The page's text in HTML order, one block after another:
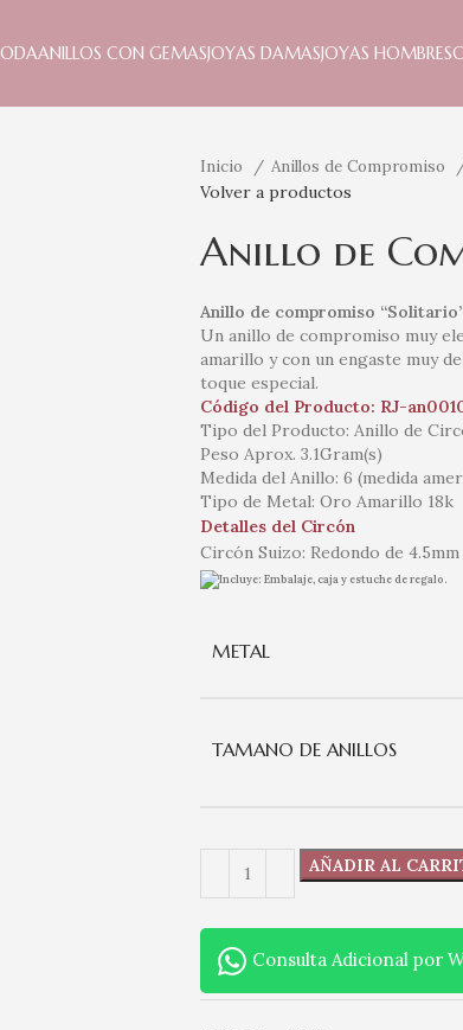
ANILLOS CON GEMASJOYAS DAMASJOYAS HOMBRES
Inicio Anillos de Compromiso
Volver a productos
Anillo de
Anillo de compromiso
Un anillo de compromiso muy
amarillo y con un engaste muy
toque especial.
Código del Producto: RJ-
Tipo del Producto: Anillo de
Peso Aprox. 3.1Gram(s)
Medida del Anillo: 6 (medida
Tipo de Metal: Oro Amarillo 18k
Detalles del Circón
Circón Suizo: Redondo de 4.5mm
Incluye: Embalaje, caja y estuche de regalo.
METAL
TAMANO DE ANILLOS
AÑADIR AL
Consulta Adicional por